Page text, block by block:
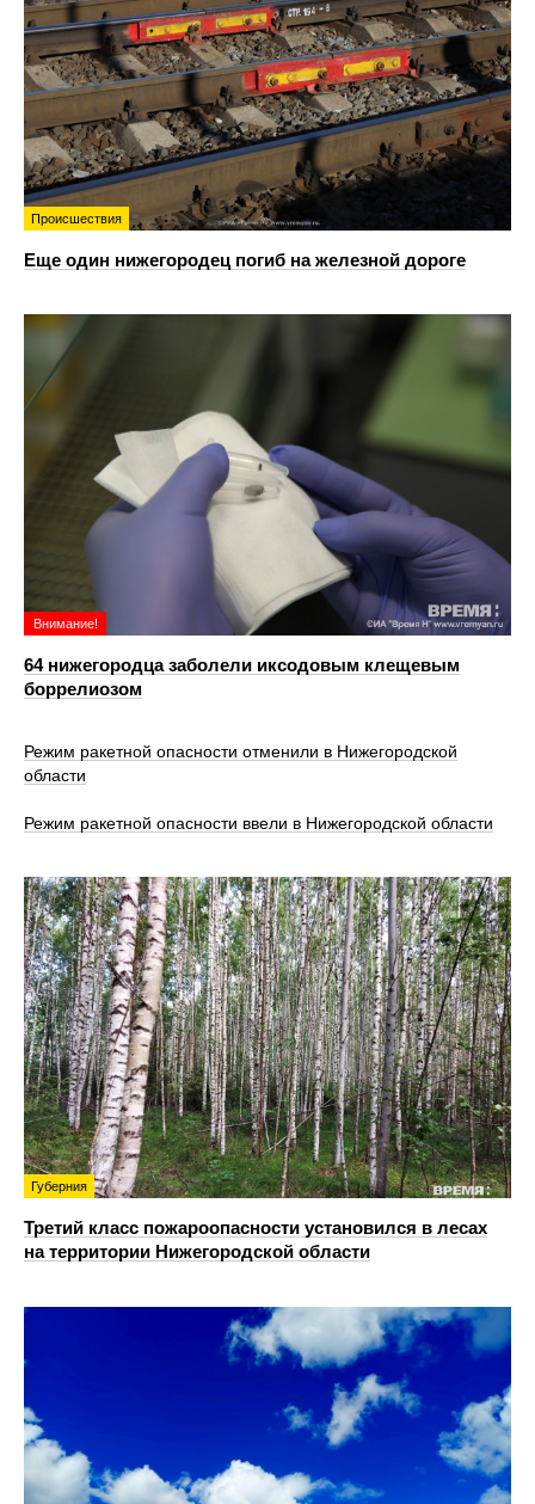
Происшествия
Еще один нижегородец погиб на железной дороге
Внимание!
64 нижегородца заболели иксодовым клещевым
боррелиозом
Режим ракетной опасности отменили в Нижегородской
области
Режим ракетной опасности ввели в Нижегородской области
Губерния
Третий класс пожароопасности установился в лесах
на территории Нижегородской области